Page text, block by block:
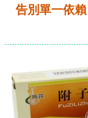
告別單一依